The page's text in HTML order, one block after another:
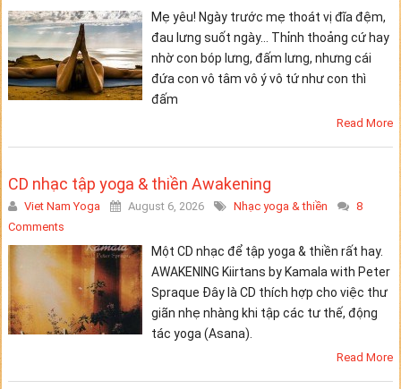
Mẹ yêu! Ngày trước mẹ thoát vị đĩa đệm,
đau lưng suốt ngày… Thỉnh thoảng cứ hay
nhờ con bóp lưng, đấm lưng, nhưng cái
đứa con vô tâm vô ý vô tứ như con thì
đấm
Read More
CD nhạc tập yoga & thiền Awakening
Viet Nam Yoga August 6, 2026 Nhạc yoga & thiền
8
Comments
Một CD nhạc để tập yoga & thiền rất hay.
AWAKENING Kiirtans by Kamala with Peter
Spraque Đây là CD thích hợp cho việc thư
giãn nhẹ nhàng khi tập các tư thế, động
tác yoga (Asana).
Read More